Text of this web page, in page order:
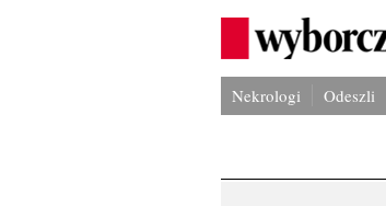
Nekrologi Odeszli